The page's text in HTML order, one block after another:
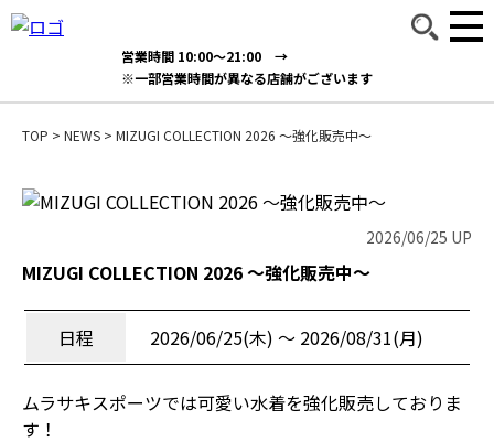
営業時間 10:00～21:00 →
※一部営業時間が異なる店舗がございます
TOP > NEWS > MIZUGI COLLECTION 2026 〜強化販売中〜
2026/06/25 UP
MIZUGI COLLECTION 2026 〜強化販売中〜
日程 2026/06/25(木) 〜 2026/08/31(月)
ムラサキスポーツでは可愛い水着を強化販売しておりま
す！